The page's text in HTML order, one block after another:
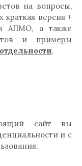
на вопросы,
версия +
АПМО, а также
и примеры
.
сайт вы
и с